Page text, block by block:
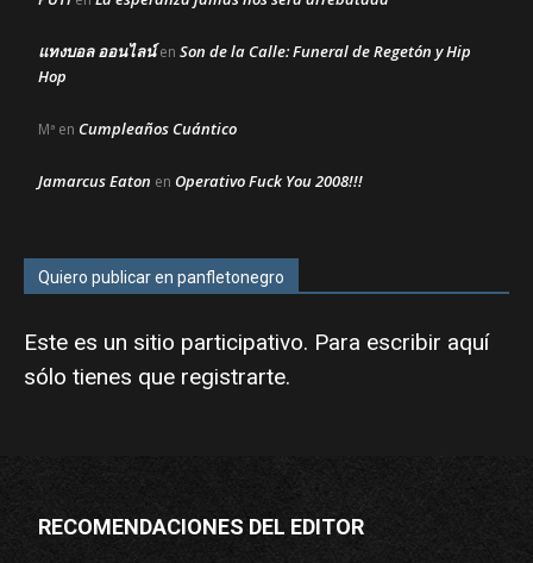
แทงบอล ออนไลน์en Son de la Calle: Funeral de Regetón y Hip
Hop
Mª en Cumpleaños Cuántico
Jamarcus Eaton en Operativo Fuck You 2008!!!
Quiero publicar en panfletonegro
Este es un sitio participativo. Para escribir aquí
sólo tienes que registrarte.
RECOMENDACIONES DEL EDITOR